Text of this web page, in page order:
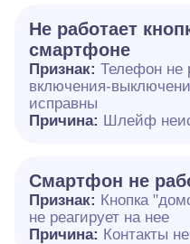
Не работает
смартфоне
Признак: Телефон не
включения-
исправны
Причина: Шлейф
Смартфон не
Признак: Кнопка
не реагирует на нее
Причина: Контакты